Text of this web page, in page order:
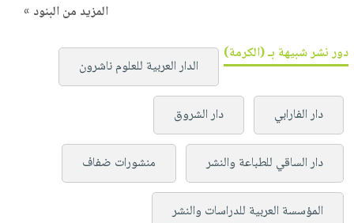
المزيد من البنود »
دور نشر شبيهة بـ (الكرمة)
الدار العربية للعلوم ناشرون
دار الفارابي دار الشروق
دار الساقي للطباعة والنشر منشورات ضفاف
المؤسسة العربية للدراسات والنشر